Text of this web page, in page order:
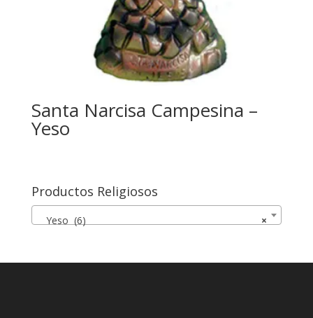
Santa Narcisa Campesina –
Yeso
Productos Religiosos
×
Yeso (6)